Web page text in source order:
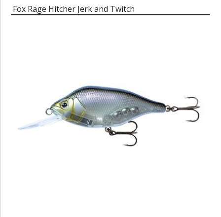
Fox Rage Hitcher Jerk and Twitch